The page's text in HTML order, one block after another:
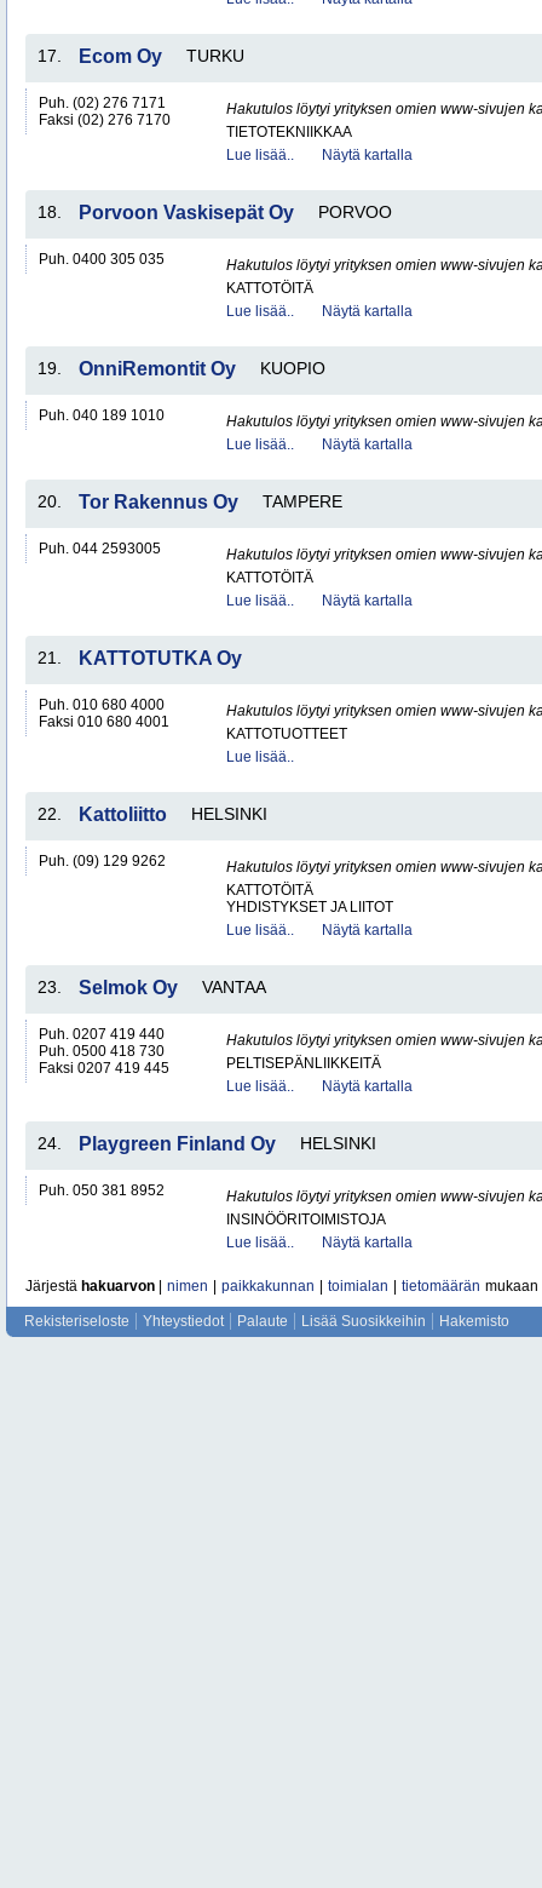
17. Ecom Oy TURKU
Puh. (02) 276 7171
Faksi (02) 276 7170
Hakutulos löytyi yrityksen omien www-sivujen
TIETOTEKNIIKKAA
Lue lisää..
Näytä kartalla
18. Porvoon Vaskisepät Oy PORVOO
Puh. 0400 305 035
Hakutulos löytyi yrityksen omien www-sivujen
KATTOTÖITÄ
Lue lisää..
Näytä kartalla
19. OnniRemontit Oy KUOPIO
Puh. 040 189 1010
Hakutulos löytyi yrityksen omien www-sivujen
Lue lisää..
Näytä kartalla
20. Tor Rakennus Oy TAMPERE
Puh. 044 2593005
Hakutulos löytyi yrityksen omien www-sivujen
KATTOTÖITÄ
Lue lisää..
Näytä kartalla
21. KATTOTUTKA Oy
Puh. 010 680 4000
Faksi 010 680 4001
Hakutulos löytyi yrityksen omien www-sivujen
KATTOTUOTTEET
Lue lisää..
22. Kattoliitto HELSINKI
Puh. (09) 129 9262
Hakutulos löytyi yrityksen omien www-sivujen
KATTOTÖITÄ
YHDISTYKSET JA LIITOT
Lue lisää..
Näytä kartalla
23. Selmok Oy VANTAA
Puh. 0207 419 440
Puh. 0500 418 730
Faksi 0207 419 445
Hakutulos löytyi yrityksen omien www-sivujen
PELTISEPÄNLIIKKEITÄ
Lue lisää..
Näytä kartalla
24. Playgreen Finland Oy HELSINKI
Puh. 050 381 8952
Hakutulos löytyi yrityksen omien www-sivujen
INSINÖÖRITOIMISTOJA
Lue lisää..
Näytä kartalla
Järjestä hakuarvon nimen paikkakunnan toimialan tietomäärän mukaan
Rekisteriseloste Yhteystiedot Palaute Lisää Suosikkeihin Hakemisto